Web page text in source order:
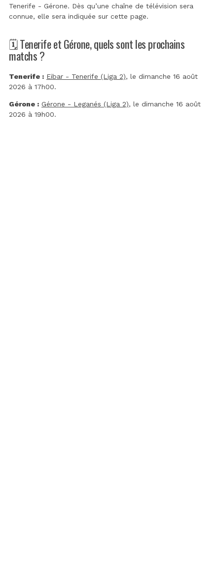
Tenerife - Gérone. Dès qu’une chaîne de télévision sera
connue, elle sera indiquée sur cette page.
🗓️ Tenerife et Gérone, quels sont les prochains
matchs ?
Tenerife : Eibar - Tenerife (Liga 2), le dimanche 16 août
2026 à 17h00.
Gérone : Gérone - Leganés (Liga 2), le dimanche 16 août
2026 à 19h00.